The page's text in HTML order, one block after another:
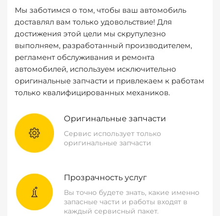
Мы заботимся о том, чтобы ваш автомобиль
доставлял вам только удовольствие! Для
достижения этой цели мы скрупулезно
выполняем, разработанный производителем,
регламент обслуживания и ремонта
автомобилей, используем исключительно
оригинальные запчасти и привлекаем к работам
только квалифицированных механиков.
Оригинальные запчасти
Сервис использует только
оригинальные запчасти
Прозрачность услуг
Вы точно будете знать, какие именно
запасные части и работы входят в
каждый сервисный пакет.